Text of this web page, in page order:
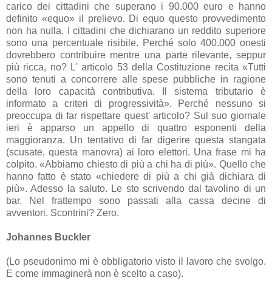
carico dei cittadini che superano i 90.000 euro e hanno
definito «equo» il prelievo. Di equo questo provvedimento
non ha nulla. I cittadini che dichiarano un reddito superiore
sono una percentuale risibile. Perché solo 400.000 onesti
dovrebbero contribuire mentre una parte rilevante, seppur
più ricca, no? L' articolo 53 della Costituzione recita «Tutti
sono tenuti a concorrere alle spese pubbliche in ragione
della loro capacità contributiva. Il sistema tributario è
informato a criteri di progressività». Perché nessuno si
preoccupa di far rispettare quest' articolo? Sul suo giornale
ieri è apparso un appello di quattro esponenti della
maggioranza. Un tentativo di far digerire questa stangata
(scusate, questa manovra) ai loro elettori. Una frase mi ha
colpito. «Abbiamo chiesto di più a chi ha di più». Quello che
hanno fatto è stato «chiedere di più a chi già dichiara di
più». Adesso la saluto. Le sto scrivendo dal tavolino di un
bar. Nel frattempo sono passati alla cassa decine di
avventori. Scontrini? Zero.
Johannes Buckler
(Lo pseudonimo mi è obbligatorio visto il lavoro che svolgo.
E come immaginerà non è scelto a caso).